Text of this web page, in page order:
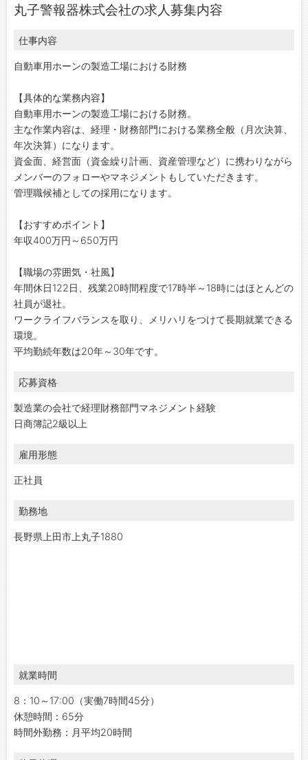
丸子警報器株式会社の求人募集内容
仕事内容
自動車用ホーンの製造工場における財務
【具体的な業務内容】
自動車用ホーンの製造工場における財務。
主な作業内容は、経理・財務部門における業務全般（月次決算、
年次決算）になります。
資金面、経営面（資金繰り計画、資産管理など）に携わりながら
メンバーのフォローやマネジメントもしていただきます。
管理職候補としての採用になります。
【おすすめポイント】
年収400万円～650万円
【職場の雰囲気・社風】
年間休日122日、残業20時間程度で17時半～18時にはほとんどの
社員が退社。
ワークライフバランスを取り、メリハリをつけて長期就業できる
環境。
平均勤続年数は20年～30年です。
応募資格
製造業の会社で経理財務部門マネジメント経験
日商簿記2級以上
雇用形態
正社員
勤務地
長野県上田市上丸子1880
就業時間
8：10～17:00（実働7時間45分）
休憩時間：65分
時間外勤務：月平均20時間